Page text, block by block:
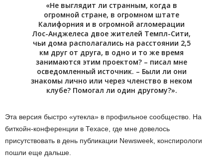
«Не выглядит ли странным, когда в
огромной стране, в огромном штате
Калифорния и в огромной агломерации
Лос-Анджелеса двое жителей Темпл-Сити,
чьи дома располагались на расстоянии 2,5
км друг от друга, в одно и то же время
занимаются этим проектом? – писал мне
осведомленный источник. – Были ли они
знакомы лично или через членство в неком
клубе? Помогал ли один другому?».
Эта версия быстро «утекла» в профильное сообщество. На
биткойн-конференции в Техасе, где мне довелось
присутствовать в день публикации Newsweek, конспирологи
пошли еще дальше.